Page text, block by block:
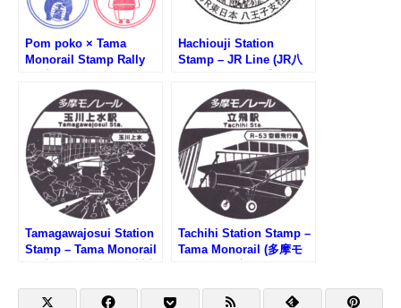
Pom poko × Tama
Monorail Stamp Rally
摩モノレールスタンプラ
リー)
Hachiouji Station
Stamp – JR Line (JR八
Tamagawajosui Station
Stamp – Tama Monorail
Tachihi Station Stamp –
Tama Monorail (多摩モ